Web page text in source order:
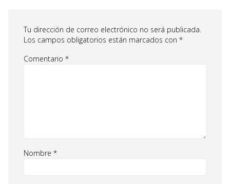
Tu dirección de correo electrónico no será publicada.
Los campos obligatorios están marcados con *
Comentario *
Nombre *